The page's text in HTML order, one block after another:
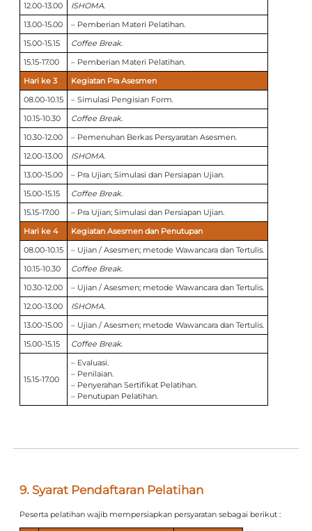
12.00-13.00
ISHOMA.
13.00-15.00
– Pemberian Materi Pelatihan.
15.00-15.15
Coffee Break.
15.15-17.00
– Pemberian Materi Pelatihan.
Hari ke 3
Kegiatan Pra Asesmen
08.00-10.15
– Simulasi Pengisian Form.
10.15-10.30
Coffee Break.
10.30-12.00
– Pemenuhan Berkas Persyaratan Asesmen.
12.00-13.00
ISHOMA.
13.00-15.00
– Pra Ujian; Simulasi dan Persiapan Ujian.
15.00-15.15
Coffee Break.
15.15-17.00
– Pra Ujian; Simulasi dan Persiapan Ujian.
Hari ke 4
Kegiatan Asesmen dan Penutupan
08.00-10.15
– Ujian / Asesmen; metode Wawancara dan Tertulis.
10.15-10.30
Coffee Break.
10.30-12.00
– Ujian / Asesmen; metode Wawancara dan Tertulis.
12.00-13.00
ISHOMA.
13.00-15.00
– Ujian / Asesmen; metode Wawancara dan Tertulis.
15.00-15.15
Coffee Break.
15.15-17.00
– Evaluasi.
– Penilaian.
– Penyerahan Sertifikat Pelatihan.
– Penutupan Pelatihan.
9. Syarat Pendaftaran Pelatihan
Peserta pelatihan wajib mempersiapkan persyaratan sebagai berikut :